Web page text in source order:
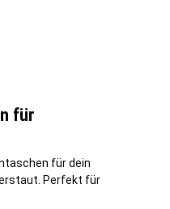
für
für dein
Perfekt für